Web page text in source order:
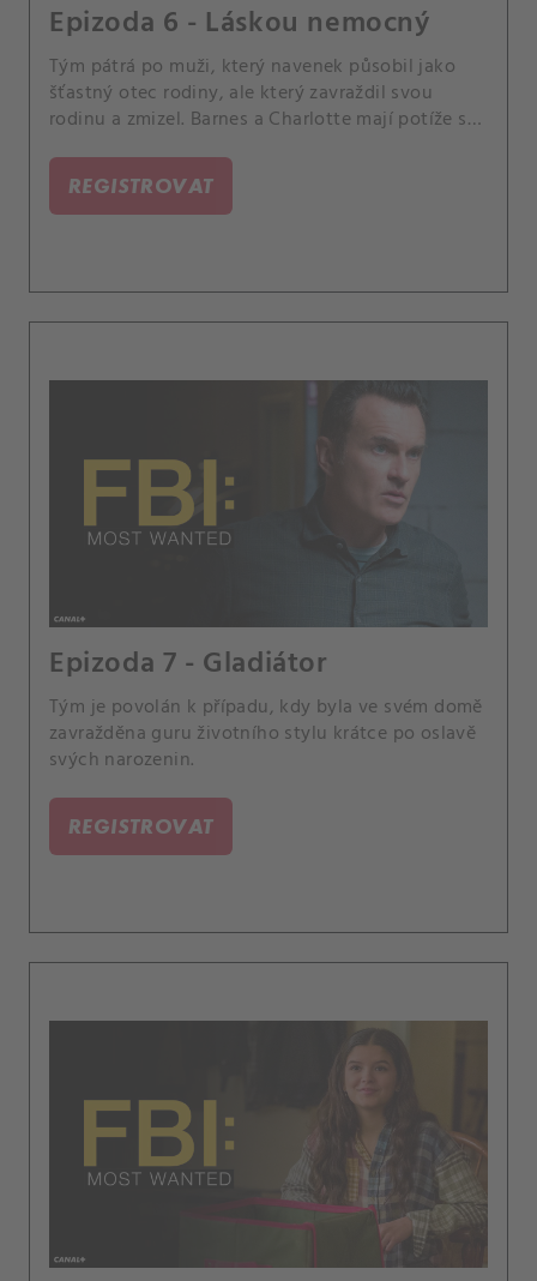
Epizoda 6 - Láskou nemocný
Tým pátrá po muži, který navenek působil jako
šťastný otec rodiny, ale který zavraždil svou
rodinu a zmizel. Barnes a Charlotte mají potíže s
REGISTROVAT
Epizoda 7 - Gladiátor
Tým je povolán k případu, kdy byla ve svém domě
zavražděna guru životního stylu krátce po oslavě
svých narozenin.
REGISTROVAT